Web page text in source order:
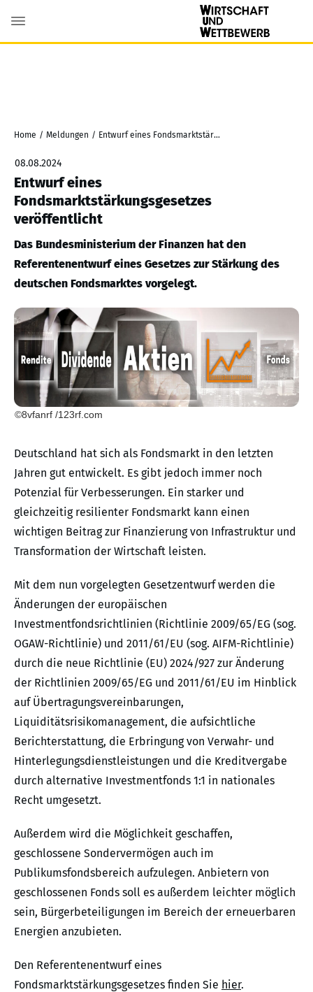
Home / Meldungen / Entwurf eines Fondsmarktstärkungsgesetzes veröffentlicht
08.08.2024
Entwurf eines
Fondsmarktstärkungsgesetzes
veröffentlicht
Das Bundesministerium der Finanzen hat den
Referentenentwurf eines Gesetzes zur Stärkung des
deutschen Fondsmarktes vorgelegt.
©8vfanrf /123rf.com
Deutschland hat sich als Fondsmarkt in den letzten
Jahren gut entwickelt. Es gibt jedoch immer noch
Potenzial für Verbesserungen. Ein starker und
gleichzeitig resilienter Fondsmarkt kann einen
wichtigen Beitrag zur Finanzierung von Infrastruktur und
Transformation der Wirtschaft leisten.
Mit dem nun vorgelegten Gesetzentwurf werden die
Änderungen der europäischen
Investmentfondsrichtlinien (Richtlinie 2009/65/EG (sog.
OGAW-Richtlinie) und 2011/61/EU (sog. AIFM-Richtlinie)
durch die neue Richtlinie (EU) 2024/927 zur Änderung
der Richtlinien 2009/65/EG und 2011/61/EU im Hinblick
auf Übertragungsvereinbarungen,
Liquiditätsrisikomanagement, die aufsichtliche
Berichterstattung, die Erbringung von Verwahr- und
Hinterlegungsdienstleistungen und die Kreditvergabe
durch alternative Investmentfonds 1:1 in nationales
Recht umgesetzt.
Außerdem wird die Möglichkeit geschaffen,
geschlossene Sondervermögen auch im
Publikumsfondsbereich aufzulegen. Anbietern von
geschlossenen Fonds soll es außerdem leichter möglich
sein, Bürgerbeteiligungen im Bereich der erneuerbaren
Energien anzubieten.
Den Referentenentwurf eines
Fondsmarktstärkungsgesetzes finden Sie hier.